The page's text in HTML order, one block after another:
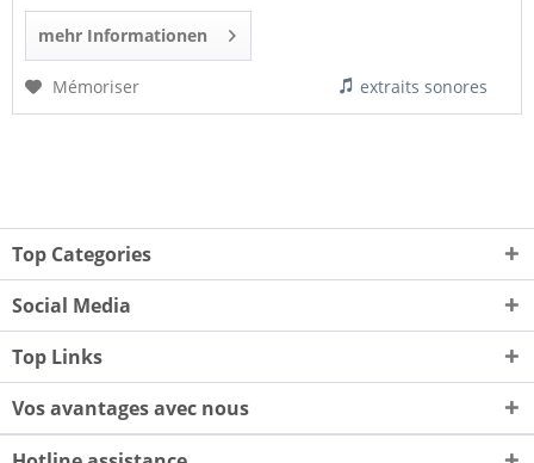
mehr Informationen
Mémoriser extraits sonores
Top Categories
Social Media
Top Links
Vos avantages avec nous